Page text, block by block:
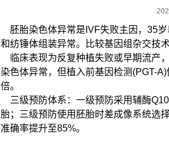
胚胎染色体异常是IVF失败主因，35
和纺锤体组装异常。比较基因组杂交技
临床表现为反复种植失败或早期流产
染色体异常，但植入前基因检测(PGT-
倍。
三级预防体系：一级预防采用辅酶
胎；三级预防使用胚胎时差成像系统选
准确率提升至85%。